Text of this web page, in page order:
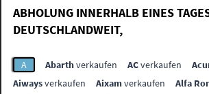
ABHOLUNG INNERHALB EINES
DEUTSCHLANDWEIT,
A Abarthverkaufen ACverkaufen
Aiwaysverkaufen Aixamverkaufen Alfa